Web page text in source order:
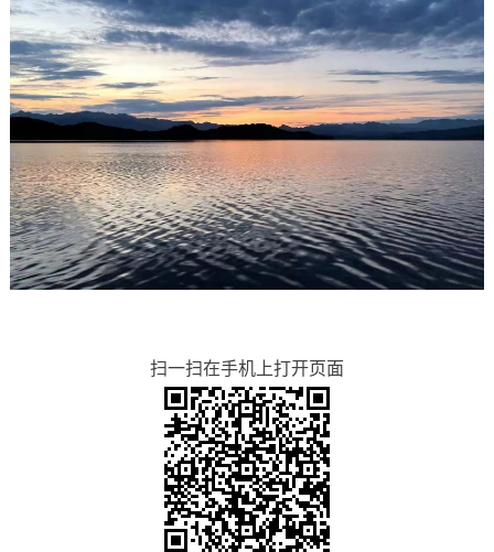
扫一扫在手机上打开页面